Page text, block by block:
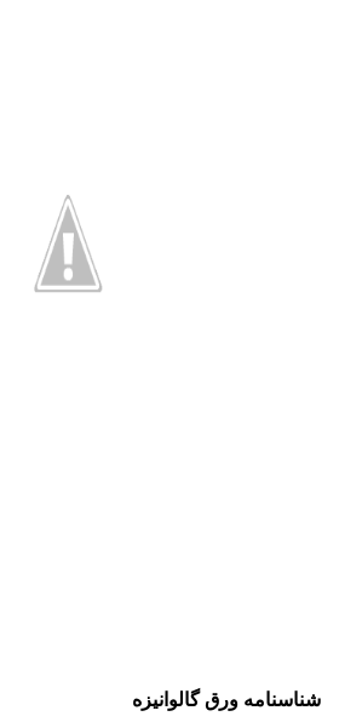
شناسنامه ورق گالوانیزه